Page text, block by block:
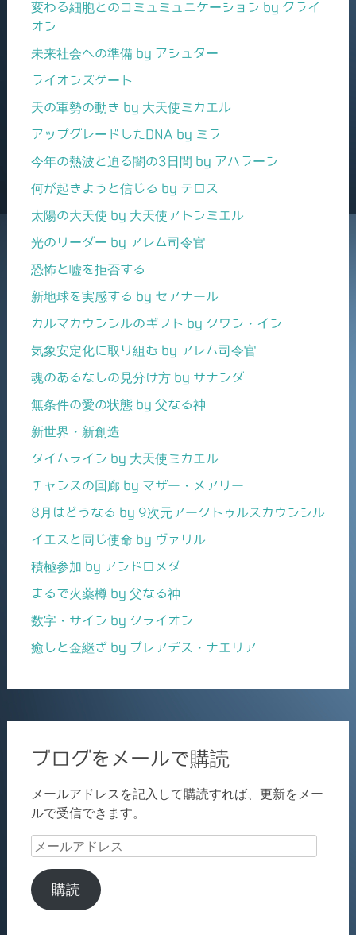
変わる細胞とのコミュミュニケーション by クライ
オン
未来社会への準備 by アシュター
ライオンズゲート
天の軍勢の動き by 大天使ミカエル
アップグレードしたDNA by ミラ
今年の熱波と迫る闇の3日間 by アハラーン
何が起きようと信じる by テロス
太陽の大天使 by 大天使アトンミエル
光のリーダー by アレム司令官
恐怖と嘘を拒否する
新地球を実感する by セアナール
カルマカウンシルのギフト by クワン・イン
気象安定化に取り組む by アレム司令官
魂のあるなしの見分け方 by サナンダ
無条件の愛の状態 by 父なる神
新世界・新創造
タイムライン by 大天使ミカエル
チャンスの回廊 by マザー・メアリー
8月はどうなる by 9次元アークトゥルスカウンシル
イエスと同じ使命 by ヴァリル
積極参加 by アンドロメダ
まるで火薬樽 by 父なる神
数字・サイン by クライオン
癒しと金継ぎ by プレアデス・ナエリア
ブログをメールで購読
メールアドレスを記入して購読すれば、更新をメー
ルで受信できます。
メ
ル
ア
購読